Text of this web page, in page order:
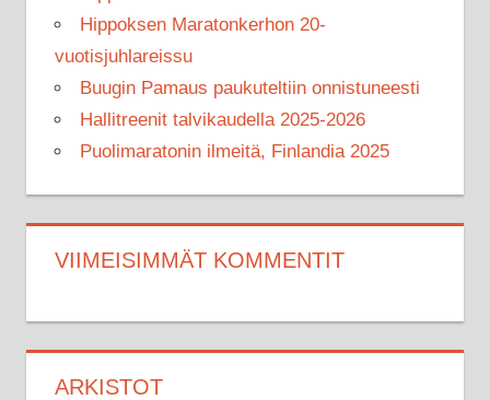
Hippoksen Maratonkerhon 20-
vuotisjuhlareissu
Buugin Pamaus paukuteltiin onnistuneesti
Hallitreenit talvikaudella 2025-2026
Puolimaratonin ilmeitä, Finlandia 2025
VIIMEISIMMÄT KOMMENTIT
ARKISTOT